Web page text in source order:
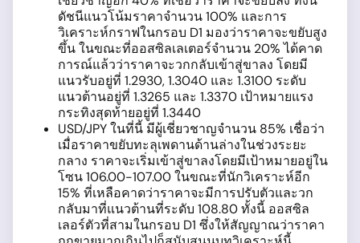
ดัชนีแนวโน้มราคาจำนวน 100% และการ
วิเคราะห์กราฟในกรอบ D1 มองว่าราคาจะขยับสูง
ขึ้น ในขณะที่ออสซิลเลเตอร์จำนวน 20% ได้คาด
การณ์แล้วว่าราคาจะวกกลับเข้าสู่ขาลง โดยมี
แนวรับอยู่ที่ 1.2930, 1.3040 และ 1.3100 ระดับ
แนวต้านอยู่ที่ 1.3265 และ 1.3370 เป้าหมายแรง
กระทิงสุดท้ายอยู่ที่ 1.3440
USD/JPY ในที่นี้ มีผู้เชี่ยวชาญจำนวน 85% เชื่อว่า
เมื่อราคาขยับทะลุเพดานด้านล่างในช่วงระยะ
กลาง ราคาจะเริ่มเข้าสู่ขาลงโดยมีเป้าหมายอยู่ใน
โซน 106.00-107.00 ในขณะที่นักวิเคราะห์อีก
15% ที่เหลือคาดว่าราคาจะมีการปรับตัวและวก
กลับมาที่แนวต้านที่ระดับ 108.80 ทั้งนี้ ออสซิล
เลอร์ตัวที่สามในกรอบ D1 ซึ่งให้สัญญาณว่าราคา